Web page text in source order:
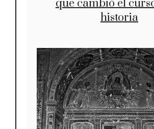
que cambió el
historia